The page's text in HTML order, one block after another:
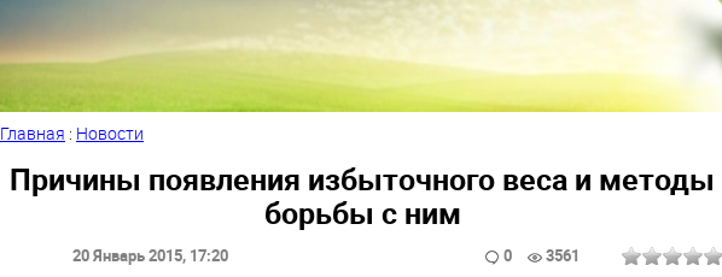
Главная : Новости
Причины появления избыточного веса и методы
борьбы с ним
20 Январь 2015, 17:20 0 3561